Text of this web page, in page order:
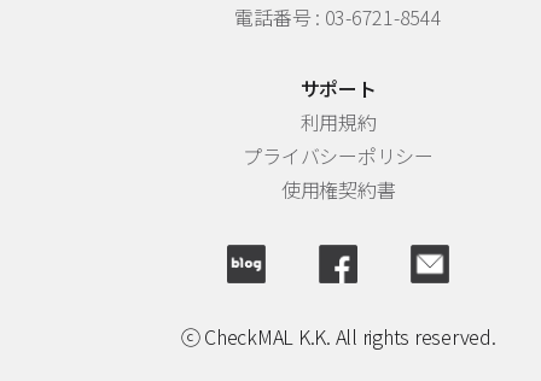
電話番号 : 03-6721-8544
サポート
利用規約
プライバシーポリシー
使用権契約書
ⓒ CheckMAL K.K. All rights reserved.